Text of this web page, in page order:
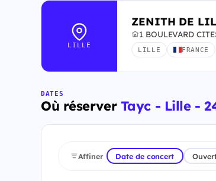
LILLE
ZENITH DE
1 BOULEVARD
LILLE FRANCE
DATES
Où réserver Tayc - Lille -
Affiner Date de concert